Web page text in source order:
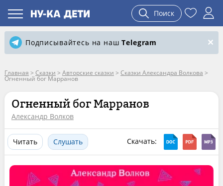
Поиск
Подписывайтесь на нашTelegram
Главная > Сказки > Авторские сказки > Сказки Александра Волкова >
Огненный бог Марранов
Огненный бог Марранов
Александр Волков
Читать Слушать Скачать: